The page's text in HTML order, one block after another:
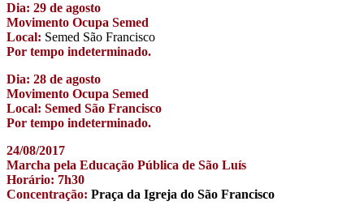
Dia: 29 de agosto
Movimento Ocupa Semed
Local: Semed São Francisco
Por tempo indeterminado.
Dia: 28 de agosto
Movimento Ocupa Semed
Local: Semed São Francisco
Por tempo indeterminado.
24/08/2017
Marcha pela Educação Pública de São Luís
Horário: 7h30
Concentração: Praça da Igreja do São Francisco